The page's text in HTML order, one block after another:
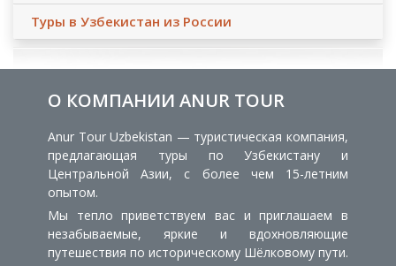
Туры в Узбекистан из России
О КОМПАНИИ ANUR TOUR
Anur Tour Uzbekistan — туристическая компания,
предлагающая туры по Узбекистану и
Центральной Азии, с более чем 15-летним
опытом.
Мы тепло приветствуем вас и приглашаем в
незабываемые, яркие и вдохновляющие
путешествия по историческому Шёлковому пути.